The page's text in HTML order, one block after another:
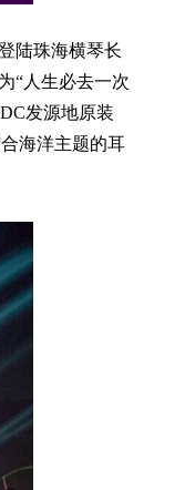
陆珠海横琴长
“人生必去一次
发源地原装
海洋主题的耳